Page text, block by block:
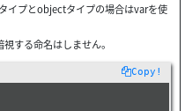
イプとobjectタイプの場合はvarを使
する命名はしません。
Copy!